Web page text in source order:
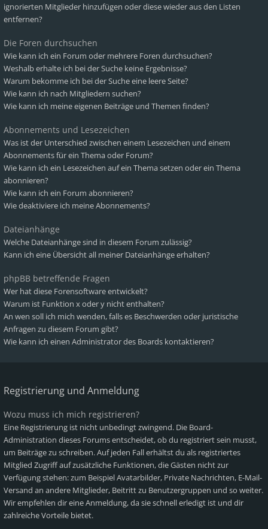
ignorierten Mitglieder hinzufügen oder diese wieder aus den Listen
entfernen?
Die Foren durchsuchen
Wie kann ich ein Forum oder mehrere Foren durchsuchen?
Weshalb erhalte ich bei der Suche keine Ergebnisse?
Warum bekomme ich bei der Suche eine leere Seite?
Wie kann ich nach Mitgliedern suchen?
Wie kann ich meine eigenen Beiträge und Themen finden?
Abonnements und Lesezeichen
Was ist der Unterschied zwischen einem Lesezeichen und einem
Abonnements für ein Thema oder Forum?
Wie kann ich ein Lesezeichen auf ein Thema setzen oder ein Thema
abonnieren?
Wie kann ich ein Forum abonnieren?
Wie deaktiviere ich meine Abonnements?
Dateianhänge
Welche Dateianhänge sind in diesem Forum zulässig?
Kann ich eine Übersicht all meiner Dateianhänge erhalten?
phpBB betreffende Fragen
Wer hat diese Forensoftware entwickelt?
Warum ist Funktion x oder y nicht enthalten?
An wen soll ich mich wenden, falls es Beschwerden oder juristische
Anfragen zu diesem Forum gibt?
Wie kann ich einen Administrator des Boards kontaktieren?
Registrierung und Anmeldung
Wozu muss ich mich registrieren?
Eine Registrierung ist nicht unbedingt zwingend. Die Board-
Administration dieses Forums entscheidet, ob du registriert sein musst,
um Beiträge zu schreiben. Auf jeden Fall erhältst du als registriertes
Mitglied Zugriff auf zusätzliche Funktionen, die Gästen nicht zur
Verfügung stehen: zum Beispiel Avatarbilder, Private Nachrichten, E-Mail-
Versand an andere Mitglieder, Beitritt zu Benutzergruppen und so weiter.
Wir empfehlen dir eine Anmeldung, da sie schnell erledigt ist und dir
zahlreiche Vorteile bietet.